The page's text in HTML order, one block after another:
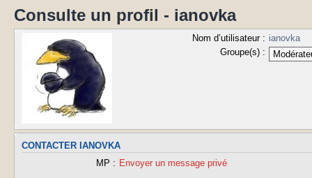
Consulte un profil - ianovka
Nom d’utilisateur : ianovka
Groupe(s) :
CONTACTER IANOVKA
MP : Envoyer un message privé